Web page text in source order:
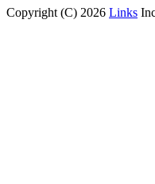
Copyright (C) 2026 Links